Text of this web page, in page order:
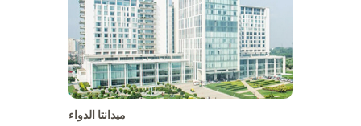
ميدانتا الدواء